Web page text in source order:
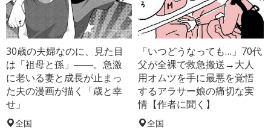
30歳の夫婦なのに、見た目
は「祖母と孫」――。急激
に老いる妻と成長が止まっ
た夫の漫画が描く「歳と幸
せ」
全国
「いつどうなっても…」70代
父が全裸で救急搬送→大人
用オムツを手に最悪を覚悟
するアラサー娘の痛切な実
情【作者に聞く】
全国